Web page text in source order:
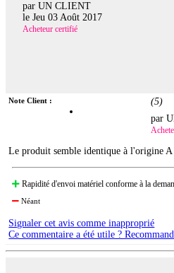
par UN CLIENT
le Jeu 03 Août 2017
Acheteur certifié
Note Client : (5)
par
Le produit semble identique à l'origine
Rapidité d'envoi matériel conforme à la
Néant
Signaler cet avis comme inapproprié
Ce commentaire a été utile ?